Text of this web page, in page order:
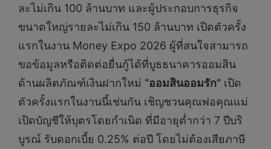
ละไม่เกิน 100 ล้านบาท และผู้ประกอบการธุรกิจ
ขนาดใหญ่รายละไม่เกิน 150 ล้านบาท เปิดตัวครั้ง
แรกในงาน Money Expo 2026 ผู้ที่สนใจสามารถ
ขอข้อมูลหรือติดต่อยื่นกู้ได้ที่บูธธนาคารออมสิน
ด้านผลิตภัณฑ์เงินฝากใหม่ “ออมสินออมรัก” เปิด
ตัวครั้งแรกในงานนี้เช่นกัน เชิญชวนคุณพ่อคุณแม่
เปิดบัญชีให้บุตรโดยกำเนิด ที่มีอายุต่ำกว่า 7 ปีบริ
บูรณ์ รับดอกเบี้ย 0.25% ต่อปี โดยไม่ต้องเสียภาษี